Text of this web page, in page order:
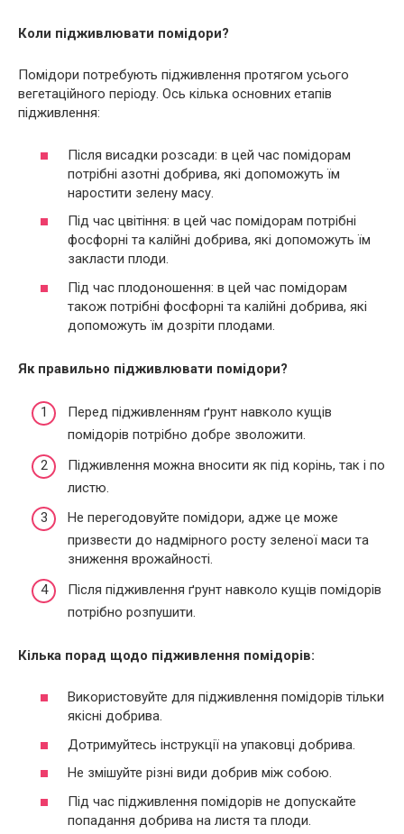
Коли підживлювати помідори?
Помідори потребують підживлення протягом усього
вегетаційного періоду. Ось кілька основних етапів
підживлення:
Після висадки розсади: в цей час помідорам
потрібні азотні добрива, які допоможуть їм
наростити зелену масу.
Під час цвітіння: в цей час помідорам потрібні
фосфорні та калійні добрива, які допоможуть їм
закласти плоди.
Під час плодоношення: в цей час помідорам
також потрібні фосфорні та калійні добрива, які
допоможуть їм дозріти плодами.
Як правильно підживлювати помідори?
Перед підживленням ґрунт навколо кущів
помідорів потрібно добре зволожити.
Підживлення можна вносити як під корінь, так і по
листю.
Не перегодовуйте помідори, адже це може
призвести до надмірного росту зеленої маси та
зниження врожайності.
Після підживлення ґрунт навколо кущів помідорів
потрібно розпушити.
Кілька порад щодо підживлення помідорів:
Використовуйте для підживлення помідорів тільки
якісні добрива.
Дотримуйтесь інструкції на упаковці добрива.
Не змішуйте різні види добрив між собою.
Під час підживлення помідорів не допускайте
попадання добрива на листя та плоди.